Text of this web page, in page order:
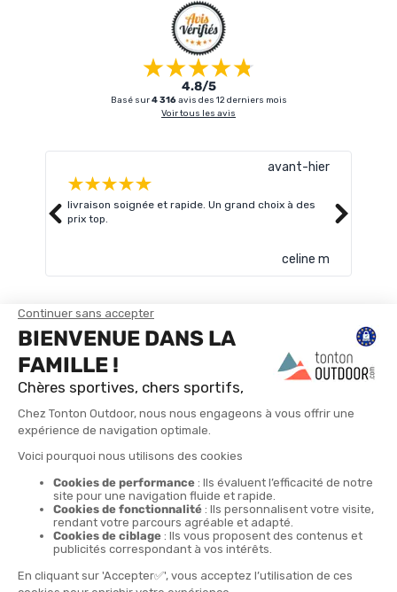
4.8/5
Basé sur4 316avis des 12 derniers mois
Voir tous les avis
avant-hier
livraison soignée et rapide. Un grand choix à des
prix top.
celine m
TROUVER UN MAGASIN
LIVRAISON GRATUITE
À PARTIR DE 30€
RETOURS POSSIBLES
SOUS 30 JOURS
LIVRAISON EN 24H
4X
PAIEMENT EN 4 FOIS